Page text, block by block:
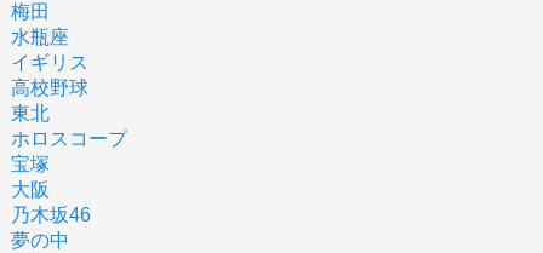
梅田
水瓶座
イギリス
高校野球
東北
ホロスコープ
宝塚
大阪
乃木坂46
夢の中